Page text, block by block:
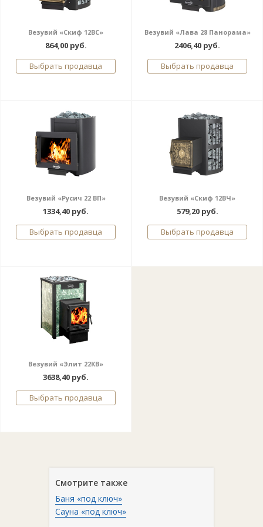
Везувий «Скиф 12ВС»
864,00 руб.
Выбрать продавца
Везувий «Лава 28 Панорама»
2406,40 руб.
Выбрать продавца
Везувий «Русич 22 ВП»
1334,40 руб.
Выбрать продавца
Везувий «Скиф 12ВЧ»
579,20 руб.
Выбрать продавца
Везувий «Элит 22КВ»
3638,40 руб.
Выбрать продавца
Смотрите также
Баня «под ключ»
Сауна «под ключ»